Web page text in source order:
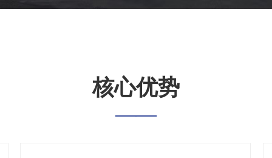
核心优势
——